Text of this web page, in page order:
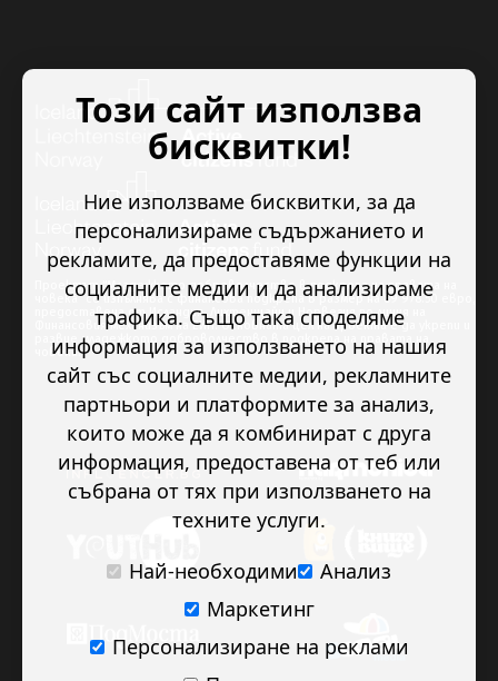
Проектът “Младежкото доброволчество в подкрепа на правата на
човека” се изпълнява с финансова подкрепа в размер на 89 978.50 евро,
предоставена от Исландия, Лихтенщайн и Норвегия по линия на
Финансовия механизъм на ЕИП. Основната цел на проекта е да укрепи и
развие младежкото доброволчество в подкрепа на правата на
човека.
Този сайт използва
бисквитки!
Ние използваме бисквитки, за да
персонализираме съдържанието и
рекламите, да предоставяме функции на
социалните медии и да анализираме
трафика. Също така споделяме
информация за използването на нашия
сайт със социалните медии, рекламните
партньори и платформите за анализ,
които може да я комбинират с друга
информация, предоставена от теб или
събрана от тях при използването на
техните услуги.
Най-необходими
Анализ
Маркетинг
Персонализиране на реклами